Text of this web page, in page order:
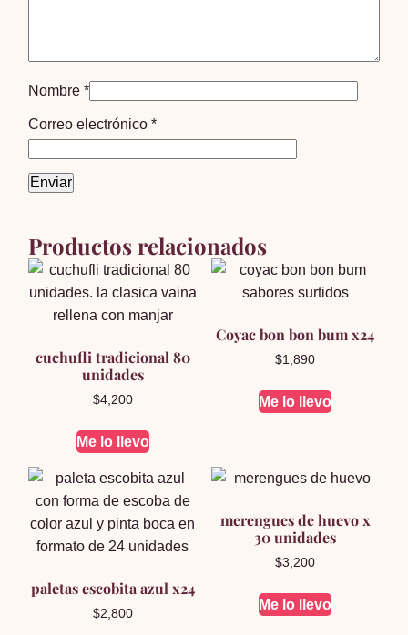
Nombre*
Correo electrónico*
Productos relacionados
cuchufli tradicional 80
unidades
$4,200
Me lo llevo
Coyac bon bon bum x24
$1,890
Me lo llevo
paletas escobita azul x24
$2,800
merengues de huevo x
30 unidades
$3,200
Me lo llevo